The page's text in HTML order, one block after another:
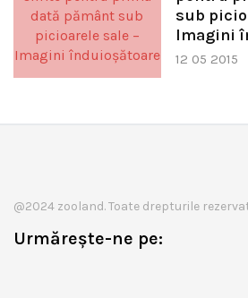
sub
Imagini
12 05 2015
@2024 zooland. Toate drepturile
Urmărește-ne pe: